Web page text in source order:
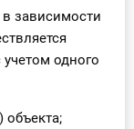
в зависимости
одного
объекта;